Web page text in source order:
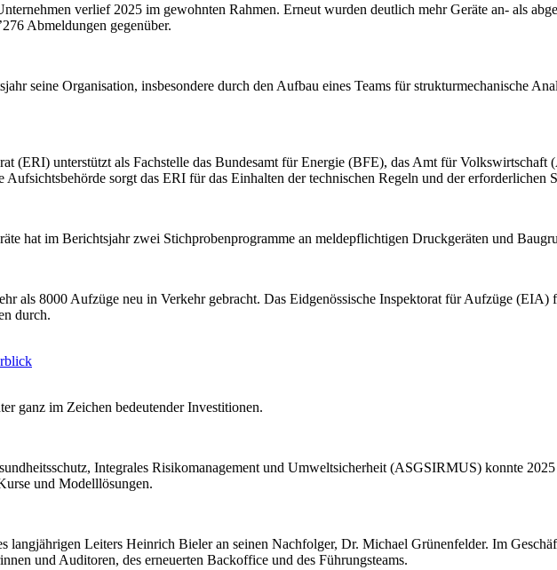
verlief 2025 im gewohnten Rahmen. Erneut wurden deutlich mehr Geräte an- als
Abmeldungen gegenüber.
seine Organisation, insbesondere durch den Aufbau eines Teams für strukturmechanische
(ERI) unterstützt als Fachstelle das Bundesamt für Energie (BFE), das Amt für
sorgt das ERI für das Einhalten der technischen Regeln und der erforderlichen
hat im Berichtsjahr zwei Stichprobenprogramme an meldepflichtigen Druckgeräten und
als 8000 Aufzüge neu in Verkehr gebracht. Das Eidgenössische Inspektorat für Aufzüge
durch.
ganz im Zeichen bedeutender Investitionen.
Integrales Risikomanagement und Umweltsicherheit (ASGSIRMUS) konnte
und Modelllösungen.
langjährigen Leiters Heinrich Bieler an seinen Nachfolger, Dr. Michael Grünenfelder. Im
und Auditoren, des erneuerten Backoffice und des Führungsteams.